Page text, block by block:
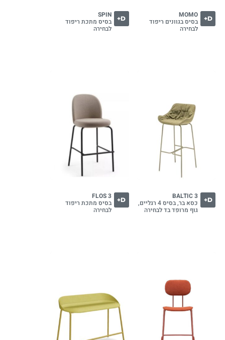
D+
MOMO
בסיס בגוונים ריפוד
לבחירה
D+
SPIN
בסיס מתכת ריפוד
לבחירה
D+
BALTIC 3
כסא בר, בסיס 4 רגליים,
גוף מרופד בד לבחירה
D+
FLOS 3
בסיס מתכת ריפוד
לבחירה